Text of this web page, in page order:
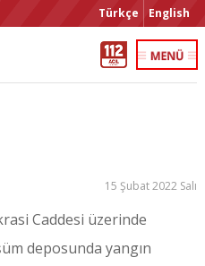
Türkçe English
15 Şubat 2022 Salı
Caddesi üzerinde
deposunda yangın